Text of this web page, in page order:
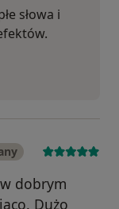
słowa i
dobrym
Dużo